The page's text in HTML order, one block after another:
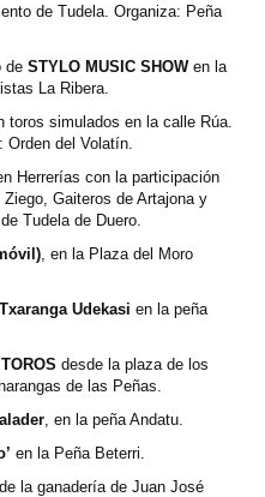
de Tudela. Organiza: Peña
de STYLO MUSIC SHOW en la
La Ribera.
toros simulados en la calle Rúa.
Orden del Volatín.
Herrerías con la participación
Gaiteros de Artajona y
Tudela de Duero.
, en la Plaza del Moro
Udekasi en la peña
desde la plaza de los
de las Peñas.
, en la peña Andatu.
en la Peña Beterri.
de la ganadería de Juan José